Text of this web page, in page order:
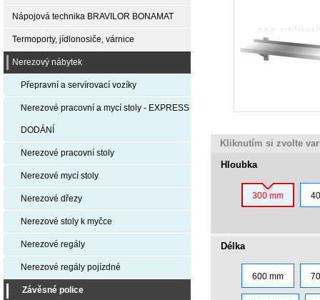
Kliknutím si zvolte
Hloubka
300 mm
Délka
600 mm
Nápojová technika BRAVILOR BONAMAT
Termoporty, jídlonosiče, várnice
Nerezový nábytek
Přepravní a servírovací vozíky
Nerezové pracovní a mycí stoly - EXPRESS
DODÁNÍ
Nerezové pracovní stoly
Nerezové mycí stoly
Nerezové dřezy
Nerezové stoly k myčce
Nerezové regály
Nerezové regály pojízdné
Závěsné police